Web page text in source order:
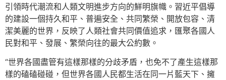
引領時代潮流和人類文明進步方向的鮮明旗幟。習近平倡導
的建設一個持久和平、普遍安全、共同繁榮、開放包容、清
潔美麗的世界，反映了人類社會共同價值追求，匯聚各國人
民對和平、發展、繁榮向往的最大公約數。
“世界各國盡管有這樣那樣的分歧矛盾，也免不了產生這樣那
樣的磕磕碰碰，但世界各國人民都生活在同一片藍天下、擁